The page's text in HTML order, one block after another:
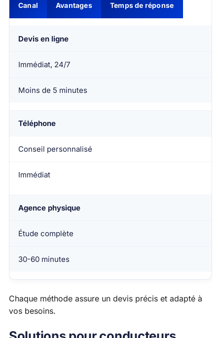
Canal Avantages Temps de réponse
Devis en ligne
Immédiat, 24/7
Moins de 5 minutes
Téléphone
Conseil personnalisé
Immédiat
Agence physique
Étude complète
30-60 minutes
Chaque méthode assure un devis précis et adapté à
vos besoins.